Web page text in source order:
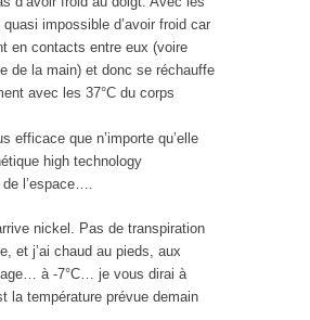
quasi impossible d’avoir froid car
en contacts entre eux (voire
de la main) et donc se réchauffe
avec les 37°C du corps
efficace que n’importe qu’elle
high technology
de l’espace….
nickel. Pas de transpiration
et j’ai chaud au pieds, aux
à -7°C… je vous dirai à
la température prévue demain